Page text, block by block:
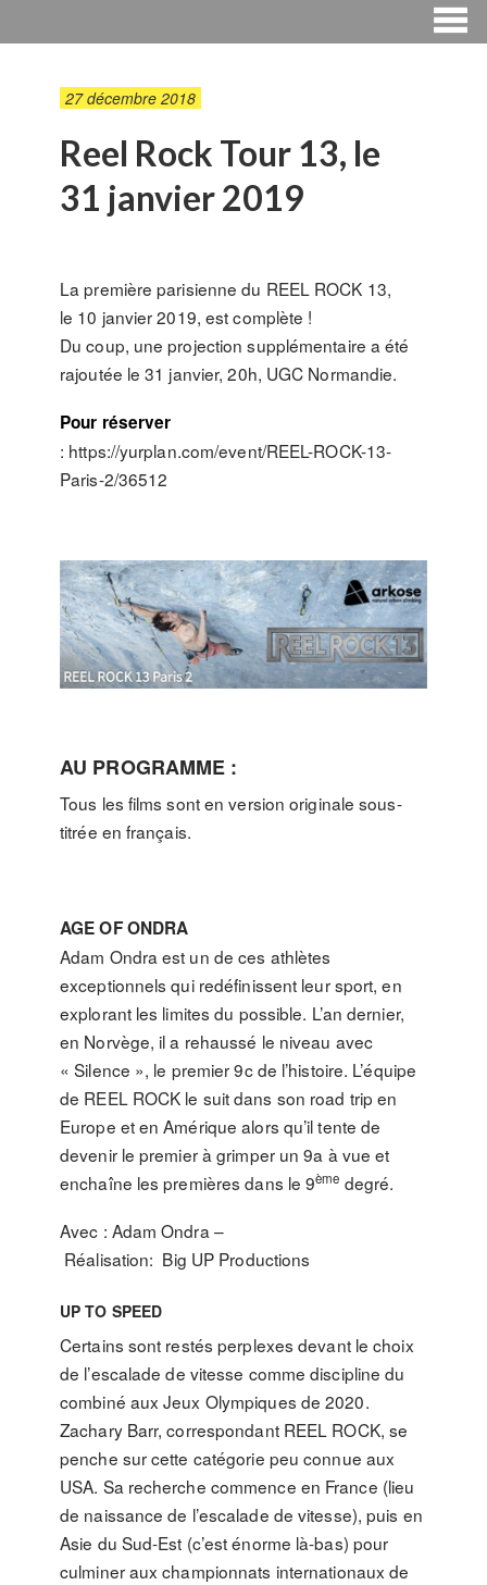
27 décembre 2018
Reel Rock Tour 13, le
31 janvier 2019
La première parisienne du REEL ROCK 13,
le 10 janvier 2019, est complète !
Du coup, une projection supplémentaire a été
rajoutée le 31 janvier, 20h, UGC Normandie.
Pour réserver
: https://yurplan.com/event/REEL-ROCK-13-
Paris-2/36512
AU PROGRAMME :
Tous les films sont en version originale sous-
titrée en français.
AGE OF ONDRA
Adam Ondra est un de ces athlètes
exceptionnels qui redéfinissent leur sport, en
explorant les limites du possible. L’an dernier,
en Norvège, il a rehaussé le niveau avec
« Silence », le premier 9c de l’histoire. L’équipe
de REEL ROCK le suit dans son road trip en
Europe et en Amérique alors qu’il tente de
devenir le premier à grimper un 9a à vue et
enchaîne les premières dans le 9ème degré.
Avec : Adam Ondra –
Réalisation: Big UP Productions
UP TO SPEED
Certains sont restés perplexes devant le choix
de l’escalade de vitesse comme discipline du
combiné aux Jeux Olympiques de 2020.
Zachary Barr, correspondant REEL ROCK, se
penche sur cette catégorie peu connue aux
USA. Sa recherche commence en France (lieu
de naissance de l’escalade de vitesse), puis en
Asie du Sud-Est (c’est énorme là-bas) pour
culminer aux championnats internationaux de